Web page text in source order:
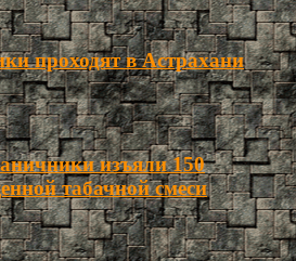
проходят в Астрахани
изъяли 150
табачной смеси